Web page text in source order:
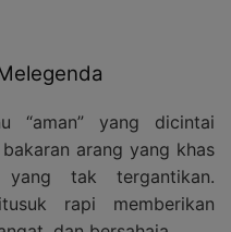
“aman” yang dicintai
arang yang khas
yang tak tergantikan.
rapi memberikan